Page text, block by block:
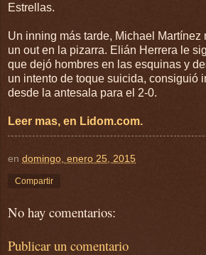
Estrellas.
Un inning más tarde, Michael Martínez
un out en la pizarra. Elián Herrera le
que dejó hombres en las esquinas y
un intento de toque suicida, consiguió
desde la antesala para el 2-0.
Leer mas, en Lidom.com.
en domingo, enero 25, 2015
Compartir
No hay comentarios:
Publicar un comentario